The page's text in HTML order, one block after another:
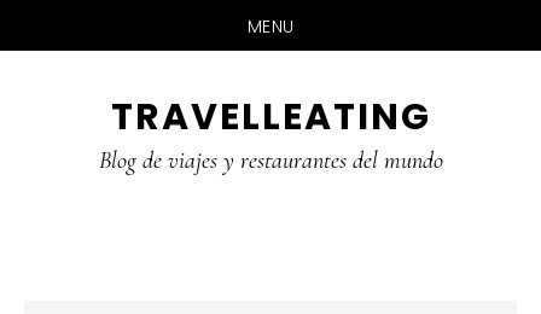
MENU
TRAVELLEATING
Blog de viajes y restaurantes del mundo